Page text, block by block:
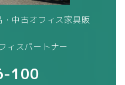
中古オフィス家具販
ィスパートナー
100